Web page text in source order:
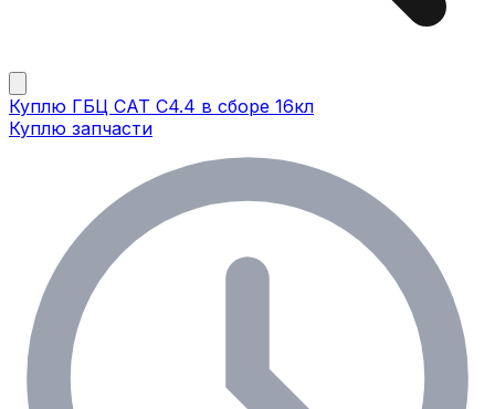
Куплю ГБЦ CAT C4.4 в сборе 16кл
Куплю запчасти